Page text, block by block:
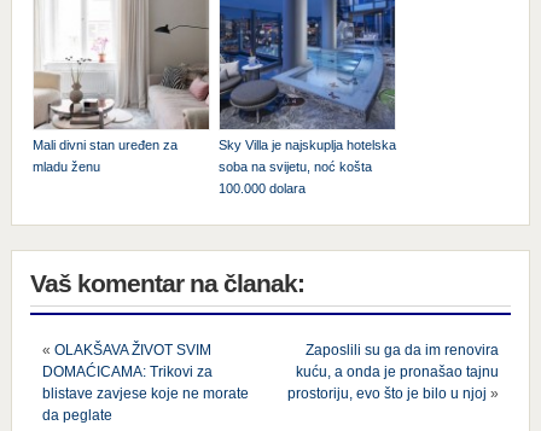
Mali divni stan uređen za
mladu ženu
Sky Villa je najskuplja hotelska
soba na svijetu, noć košta
100.000 dolara
Vaš komentar na članak:
« OLAKŠAVA ŽIVOT SVIM
DOMAĆICAMA: Trikovi za
blistave zavjese koje ne morate
da peglate
Zaposlili su ga da im renovira
kuću, a onda je pronašao tajnu
prostoriju, evo što je bilo u njoj »